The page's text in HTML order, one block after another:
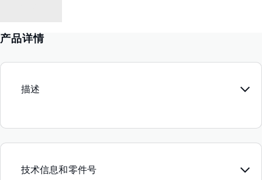
产品详情
描述
技术信息和零件号